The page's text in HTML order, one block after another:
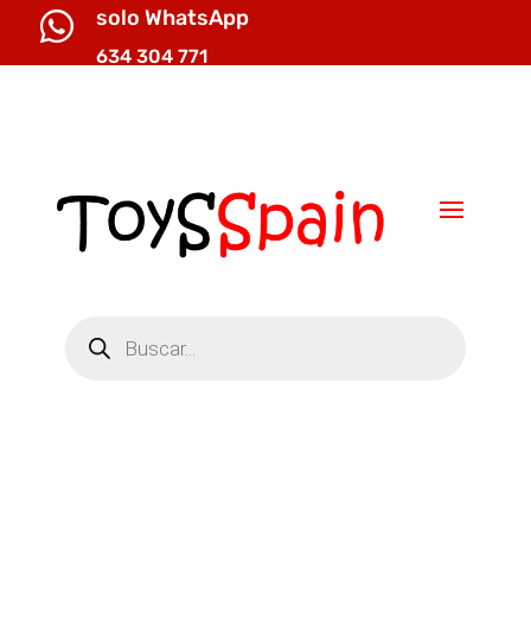
 solo WhatsApp
634 304 771
productos